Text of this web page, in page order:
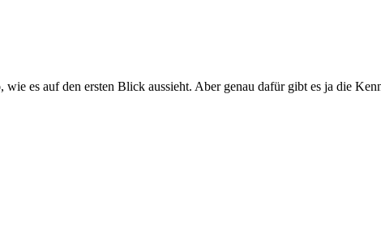
wie es auf den ersten Blick aussieht. Aber genau dafür gibt es ja die